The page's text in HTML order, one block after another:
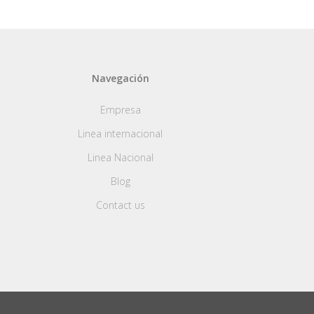
Navegación
Empresa
Linea internacional
Linea Nacional
Blog
Contact us